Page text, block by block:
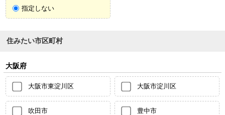
指定しない
住みたい市区町村
大阪府
大阪市東淀川区 大阪市淀川区
吹田市 豊中市